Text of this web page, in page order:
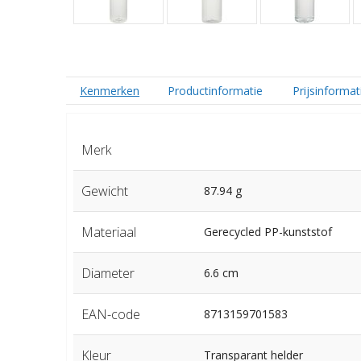
Kenmerken Productinformatie
Merk
Gewicht 87.94 g
Materiaal Gerecycled PP-kunststof
Diameter 6.6 cm
EAN-code 8713159701583
Kleur Transparant helder